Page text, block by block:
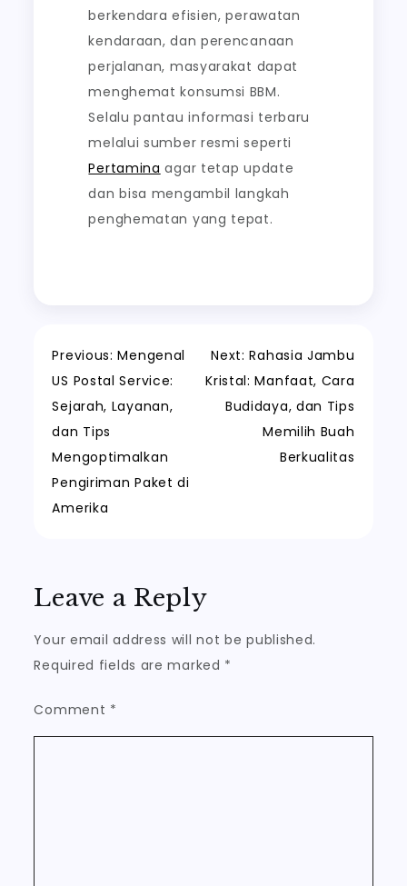
berkendara efisien, perawatan
kendaraan, dan perencanaan
perjalanan, masyarakat dapat
menghemat konsumsi BBM.
Selalu pantau informasi terbaru
melalui sumber resmi seperti
Pertamina agar tetap update
dan bisa mengambil langkah
penghematan yang tepat.
Post
navigation
Previous: Mengenal
US Postal Service:
Sejarah, Layanan,
dan Tips
Mengoptimalkan
Pengiriman Paket di
Amerika
Next: Rahasia Jambu
Kristal: Manfaat, Cara
Budidaya, dan Tips
Memilih Buah
Berkualitas
Leave a Reply
Your email address will not be published.
Required fields are marked *
Comment *